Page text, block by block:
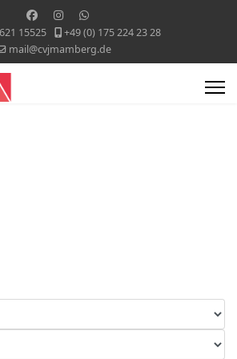
15525
+49 (0) 175 224 23 28
mail@cvjmamberg.de